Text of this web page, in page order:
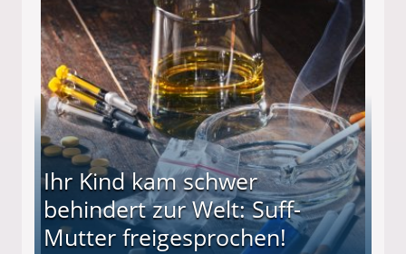
(34) in den finanziellen Ruin!
Ihr Kind kam schwer
behindert zur Welt: Suff-
Mutter freigesprochen!